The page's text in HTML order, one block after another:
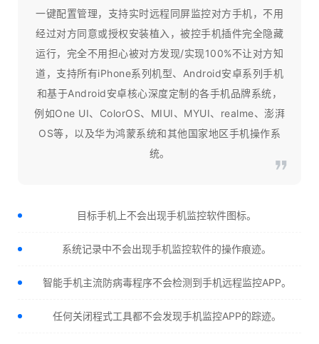
一键配置管理，支持实时远程同屏监控对方手机，不用
经过对方同意或授权安装植入，被控手机插件完全隐藏
运行，完全不用担心被对方发现/实现100%不让对方知
道，支持所有iPhone系列机型、Android安卓系列手机
和基于Android安卓核心深度定制的各手机品牌系统，
例如One UI、ColorOS、MIUI、MYUI、realme、澎湃
OS等，以及华为鸿蒙系统和其他国家地区手机操作系
统。
目标手机上不会出现手机监控软件图标。
系统记录中不会出现手机监控软件的操作痕迹。
智能手机主流防病毒程序不会检测到手机远程监控APP。
任何关闭程式工具都不会发现手机监控APP的踪迹。